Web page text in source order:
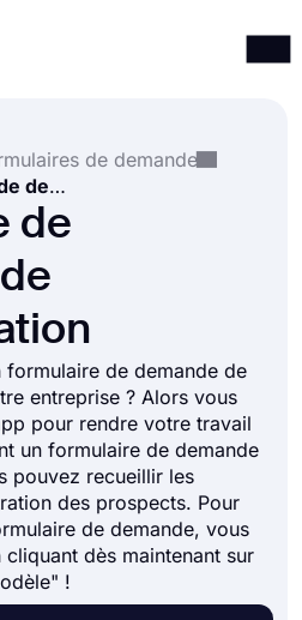
de demande
Formulaire de Demande de Démonstration
de
de demande de
entreprise ? Alors vous
pour rendre votre travail
un formulaire de demande
pouvez recueillir les
des prospects. Pour
de demande, vous
dès maintenant sur
!